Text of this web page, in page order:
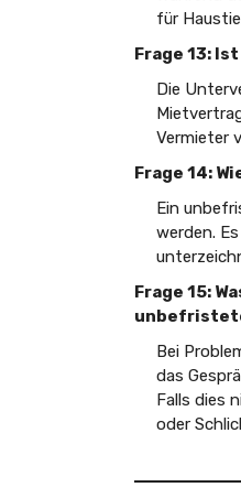
für
Frage 13:
Die
Vermieter
Frage 14:
Ein
werden.
Frage 15:
Bei
das
Falls dies
oder